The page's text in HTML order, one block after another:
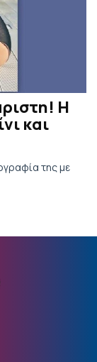
Η
και
της με